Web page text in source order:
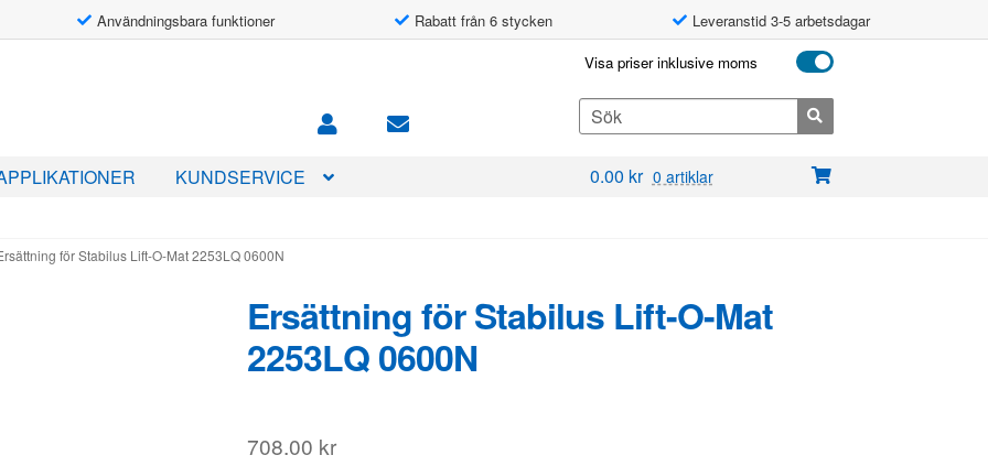
Användningsbara funktioner Rabatt från 6 stycken Leveranstid 3-5 arbetsdagar
Visa priser inklusive moms
Search
for:
KUNDSERVICE
0.00 kr 0 artiklar
för Stabilus Lift-O-Mat 2253LQ 0600N
Ersättning för Stabilus Lift-O-Mat
2253LQ 0600N
708.00 kr